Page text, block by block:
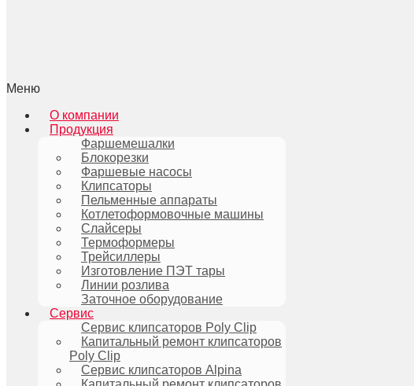
Меню
О компании
Продукция
Фаршемешалки
Блокорезки
Фаршевые насосы
Клипсаторы
Пельменные аппараты
Котлетоформовочные машины
Слайсеры
Термоформеры
Трейсиллеры
Изготовление ПЭТ тары
Линии розлива
Заточное оборудование
Сервис
Сервис клипсаторов Poly Clip
Капитальный ремонт клипсаторов
Poly Clip
Сервис клипсаторов Alpina